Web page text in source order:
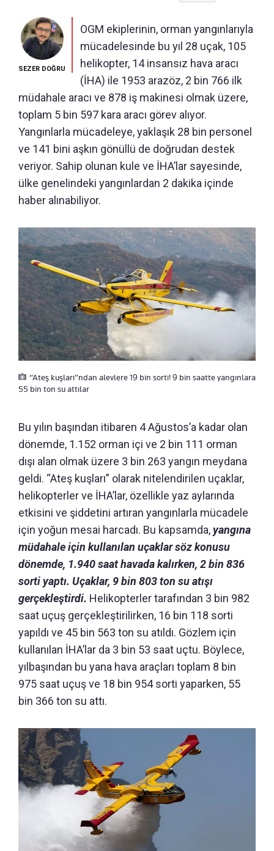
SEZER DOĞRU
OGM ekiplerinin, orman yangınlarıyla
mücadelesinde bu yıl 28 uçak, 105
helikopter, 14 insansız hava aracı
(İHA) ile 1953 arazöz, 2 bin 766 ilk
müdahale aracı ve 878 iş makinesi olmak üzere,
toplam 5 bin 597 kara aracı görev alıyor.
Yangınlarla mücadeleye, yaklaşık 28 bin personel
ve 141 bini aşkın gönüllü de doğrudan destek
veriyor. Sahip olunan kule ve İHA’lar sayesinde,
ülke genelindeki yangınlardan 2 dakika içinde
haber alınabiliyor.
“Ateş kuşları”ndan alevlere 19 bin sorti! 9 bin saatte yangınlara
55 bin ton su attılar
Bu yılın başından itibaren 4 Ağustos’a kadar olan
dönemde, 1.152 orman içi ve 2 bin 111 orman
dışı alan olmak üzere 3 bin 263 yangın meydana
geldi. “Ateş kuşları” olarak nitelendirilen uçaklar,
helikopterler ve İHA’lar, özellikle yaz aylarında
etkisini ve şiddetini artıran yangınlarla mücadele
için yoğun mesai harcadı. Bu kapsamda,yangına
müdahale için kullanılan uçaklar söz konusu
dönemde, 1.940 saat havada kalırken, 2 bin 836
sorti yaptı. Uçaklar, 9 bin 803 ton su atışı
gerçekleştirdi. Helikopterler tarafından 3 bin 982
saat uçuş gerçekleştirilirken, 16 bin 118 sorti
yapıldı ve 45 bin 563 ton su atıldı. Gözlem için
kullanılan İHA’lar da 3 bin 53 saat uçtu. Böylece,
yılbaşından bu yana hava araçları toplam 8 bin
975 saat uçuş ve 18 bin 954 sorti yaparken, 55
bin 366 ton su attı.